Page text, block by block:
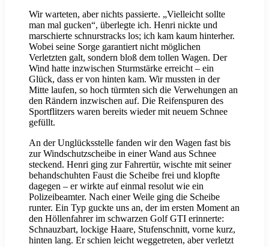
Wir warteten, aber nichts passierte. „Vielleicht sollte
man mal gucken“, überlegte ich. Henri nickte und
marschierte schnurstracks los; ich kam kaum hinterher.
Wobei seine Sorge garantiert nicht möglichen
Verletzten galt, sondern bloß dem tollen Wagen. Der
Wind hatte inzwischen Sturmstärke erreicht – ein
Glück, dass er von hinten kam. Wir mussten in der
Mitte laufen, so hoch türmten sich die Verwehungen an
den Rändern inzwischen auf. Die Reifenspuren des
Sportflitzers waren bereits wieder mit neuem Schnee
gefüllt.
An der Unglücksstelle fanden wir den Wagen fast bis
zur Windschutzscheibe in einer Wand aus Schnee
steckend. Henri ging zur Fahrertür, wischte mit seiner
behandschuhten Faust die Scheibe frei und klopfte
dagegen – er wirkte auf einmal resolut wie ein
Polizeibeamter. Nach einer Weile ging die Scheibe
runter. Ein Typ guckte uns an, der im ersten Moment an
den Höllenfahrer im schwarzen Golf GTI erinnerte:
Schnauzbart, lockige Haare, Stufenschnitt, vorne kurz,
hinten lang. Er schien leicht weggetreten, aber verletzt